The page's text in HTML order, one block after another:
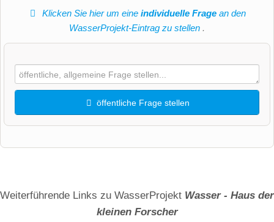
Klicken Sie hier um eineindividuelle Frage an den
WasserProjekt-Eintrag zu stellen .
öffentliche Frage stellen
Weiterführende Links zu WasserProjekt Wasser - Haus der
kleinen Forscher